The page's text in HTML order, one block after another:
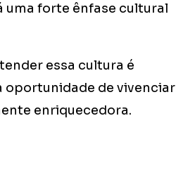
uma forte ênfase cultural
essa cultura é
oportunidade de vivenciar
enriquecedora.